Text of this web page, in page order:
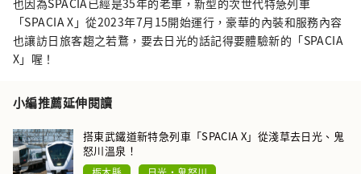
也因為SPACIA已經是35年的老車，新型的次世代特急列車
「SPACIA X」從2023年7月15開始運行，豪華的內裝和服務內容
也讓訪日旅客趨之若鶩，要去日光的話記得要體驗新的「SPACIA
X」喔！
小編推薦延伸閱讀
搭東武鐵道新特急列車「SPACIA X」從淺草去日光、鬼
怒川溫泉！